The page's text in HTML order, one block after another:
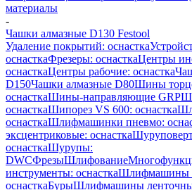
материалы
-
Чашки алмазные D130 Festool
Удаление покрытий: оснастка
оснасткаФрезеры: оснасткаЦентры
оснасткаЦентры рабочие: оснастка
D150Чашки алмазные D80Шины
оснасткаШины-направляющие GRP
оснасткаШипорез VS 600: оснастка
оснасткаШлифмашинки пневмо:
эксцентриковые: оснастка
оснасткаШурупы:
DWCФрезыШлифование
инструменты: оснасткаШлифмашины
оснасткаБурыШлифмашины